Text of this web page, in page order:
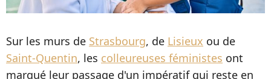
Sur les murs de Strasbourg, de Lisieux ou de
Saint-Quentin, les colleureuses féministes ont
marqué leur passage d'un impératif qui reste en